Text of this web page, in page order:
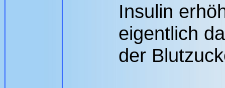
Insulin
eigentlich
der